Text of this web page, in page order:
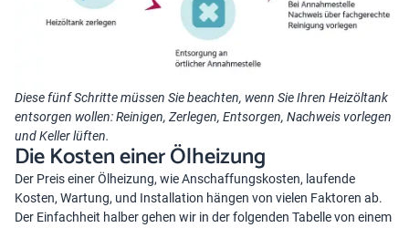
Diese fünf Schritte müssen Sie beachten, wenn Sie Ihren Heizöltank
entsorgen wollen: Reinigen, Zerlegen, Entsorgen, Nachweis vorlegen
und Keller lüften.
Die Kosten einer Ölheizung
Der Preis einer Ölheizung, wie Anschaffungskosten, laufende
Kosten, Wartung, und Installation hängen von vielen Faktoren ab.
Der Einfachheit halber gehen wir in der folgenden Tabelle von einem